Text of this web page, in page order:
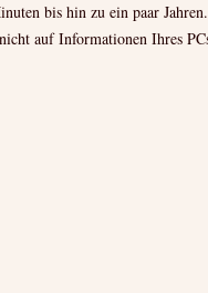
bis hin zu ein paar
auf Informationen Ihres